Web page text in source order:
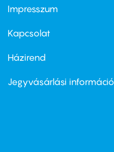
Footer
first
Impresszum
Kapcsolat
Footer
second
Házirend
Jegyvásárlási